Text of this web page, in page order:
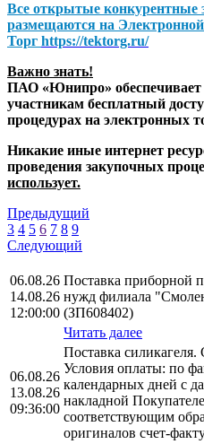
Все открытые конкурентные
размещаются на
Торг https://tektorg.ru/
Важно знать!
ПАО «Юнипро» обеспечивает
участникам бесплатный
процедурах на электронных
Никакие иные интернет
проведения закупочных
использует.
Предыдущий
3 4 5 6 7 8 9
Следующий
06.08.26
14.08.26
12:00:00
Поставка приборной
нужд филиала
(ЗП608402)
Читать далее
06.08.26
13.08.26
09:36:00
Поставка силикагеля.
Условия оплаты: по
календарных дней с
накладной
соответствующим
оригиналов счет-